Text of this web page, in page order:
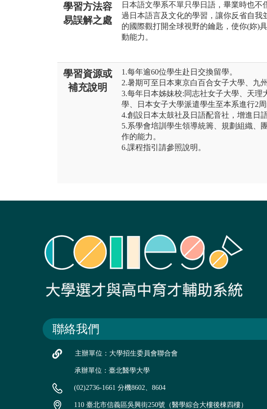
學習方法容
易誤解之處
日本語文學系不單只學日語，畢業時也不
過日本語言及文化的學習，讓你反省自我
的國際觀打開全球視野的鑰匙，使你(妳)
動能力。
學習資源或
補充說明
1.每年逾60位學生赴日交換留學。
2.暑期可至日本東京白百合女子大學、九
3.每年日本姊妹校:同志社女子大學、天理
學、日本女子大學派遣學生至本系進行2周
4.創設日本太鼓社及日語配音社，增進日
5.系學會培訓學生領導統籌、規劃組織、
作的能力。
6.課程指引請參照說明。
聯絡我們
主辦單位：大學招生委員會聯合會
承辦單位：臺北醫學大學
(02)2736-1661 分機8602、8604
110 臺北市信義區吳興街250號（醫學綜合大樓後棟四樓）